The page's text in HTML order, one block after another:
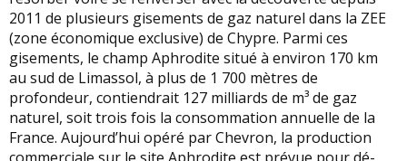
2011 de plusieurs gisements de gaz naturel dans la ZEE
(zone économique exclusive) de Chypre. Parmi ces
gisements, le champ Aphrodite situé à environ 170 km
au sud de Limassol, à plus de 1 700 mètres de
profondeur, contiendrait 127 milliards de m³ de gaz
naturel, soit trois fois la consommation annuelle de la
France. Aujourd’hui opéré par Chevron, la production